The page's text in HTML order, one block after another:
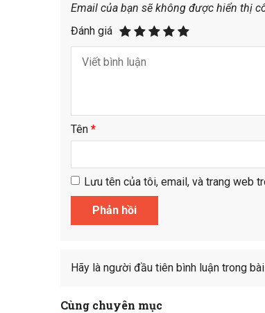
Email của bạn sẽ không được hiển thị
Đánh giá
Tên *
Lưu tên của tôi, email, và trang web
Hãy là người đầu tiên bình luận trong bài
Cùng chuyên mục